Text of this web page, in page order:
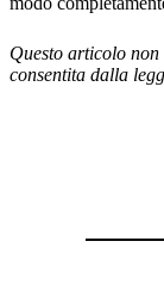
Questo articolo non
consentita dalla